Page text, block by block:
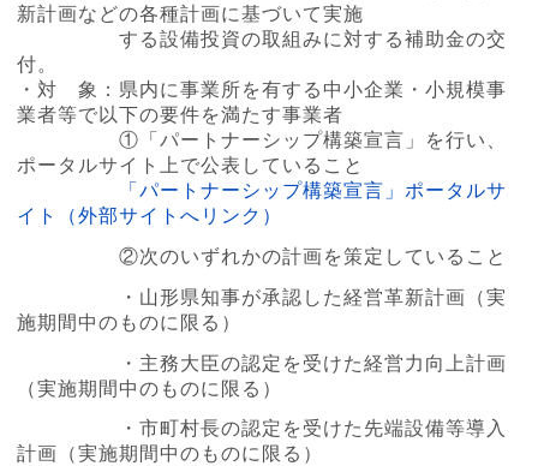
新計画などの各種計画に基づいて実施
する設備投資の取組みに対する補助金の交
付。
・対 象：県内に事業所を有する中小企業・小規模事
業者等で以下の要件を満たす事業者
① 「パートナーシップ構築宣言」を行い、
ポータルサイト上で公表していること
「パートナーシップ構築宣言」ポータルサ
イト（外部サイトへリンク）
②次のいずれかの計画を策定していること
・山形県知事が承認した経営革新計画（実
施期間中のものに限る）
・主務大臣の認定を受けた経営力向上計画
（実施期間中のものに限る）
・市町村長の認定を受けた先端設備等導入
計画（実施期間中のものに限る）